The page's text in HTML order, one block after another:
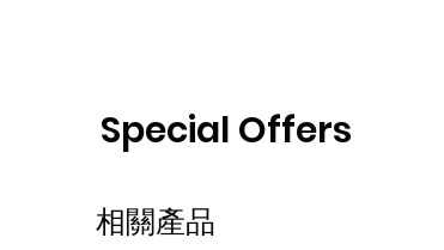
Special Offers
相關產品